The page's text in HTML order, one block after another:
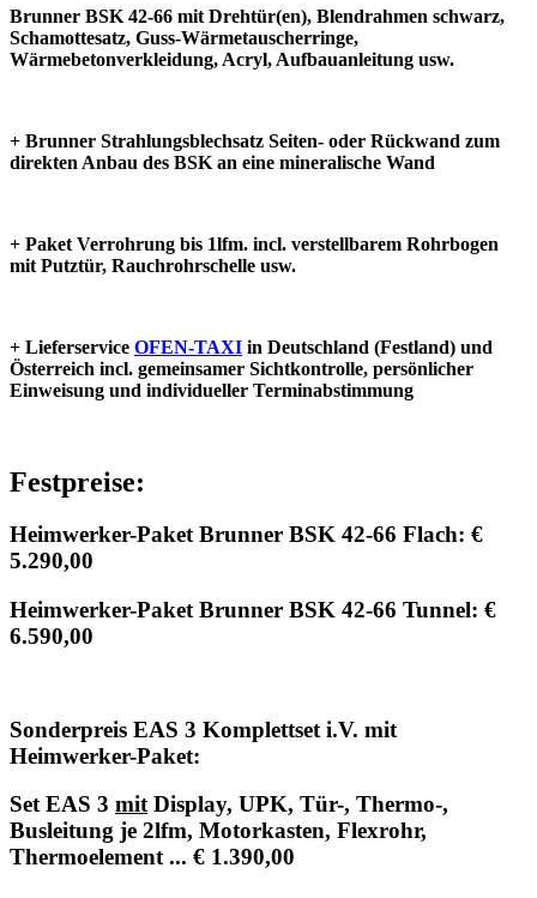
Brunner BSK 42-66 mit Drehtür(en), Blendrahmen schwarz,
Schamottesatz, Guss-Wärmetauscherringe,
Wärmebetonverkleidung, Acryl, Aufbauanleitung usw.
+ Brunner Strahlungsblechsatz Seiten- oder Rückwand zum
direkten Anbau des BSK an eine mineralische Wand
+ Paket Verrohrung bis 1lfm. incl. verstellbarem Rohrbogen
mit Putztür, Rauchrohrschelle usw.
+ Lieferservice OFEN-TAXI in Deutschland (Festland) und
Österreich incl. gemeinsamer Sichtkontrolle, persönlicher
Einweisung und individueller Terminabstimmung
Festpreise:
Heimwerker-Paket Brunner BSK 42-66 Flach: €
5.290,00
Heimwerker-Paket Brunner BSK 42-66 Tunnel: €
6.590,00
Sonderpreis EAS 3 Komplettset i.V. mit
Heimwerker-Paket:
Set EAS 3 mitDisplay, UPK, Tür-, Thermo-,
Busleitung je 2lfm, Motorkasten, Flexrohr,
Thermoelement ... € 1.390,00